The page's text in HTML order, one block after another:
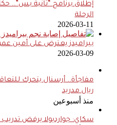
إطلاق برنامج “ثانية بس”..
الرحلة
2026-03-11
بيراميدز يعترض على أمين
2026-03-09
مفاجأة.. أرسنال يتحرك
ريال مدريد
منذ أسبوعين
سكاي: جوارديولا يرفض